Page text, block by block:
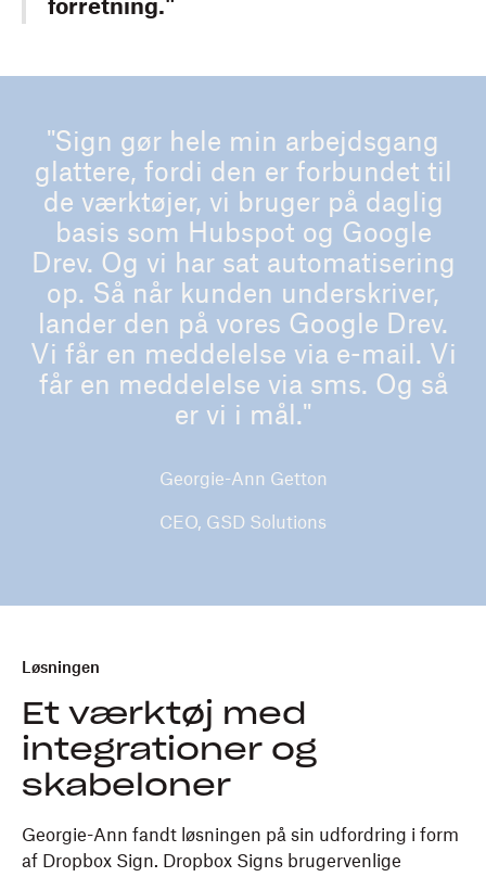
forretning."
"Sign gør hele min arbejdsgang
glattere, fordi den er forbundet til
de værktøjer, vi bruger på daglig
basis som Hubspot og Google
Drev. Og vi har sat automatisering
op. Så når kunden underskriver,
lander den på vores Google Drev.
Vi får en meddelelse via e-mail. Vi
får en meddelelse via sms. Og så
er vi i mål."
Georgie-Ann Getton
CEO, GSD Solutions
Løsningen
Et værktøj med
integrationer og
skabeloner
Georgie-Ann fandt løsningen på sin udfordring i form
af Dropbox Sign. Dropbox Signs brugervenlige